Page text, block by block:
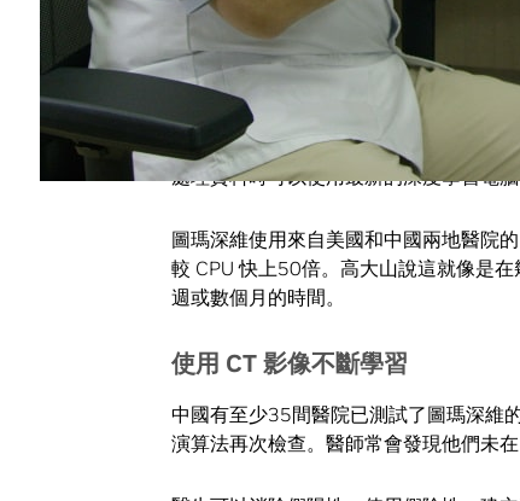
鐘昕與其團隊決定使用深度學習來訓練
快、更準確地診斷肺癌。CT 掃描最多
遍，也更要求強大的分析技術。
圖瑪深維共同創辦人暨技術長高大山說
處理資料時可以使用最新的深度學習電
圖瑪深維使用來自美國和中國兩地醫院
較 CPU 快上50倍。高大山說這就像是
週或數個月的時間。
使用 CT 影像不斷學習
中國有至少35間醫院已測試了圖瑪深維
演算法再次檢查。醫師常會發現他們未